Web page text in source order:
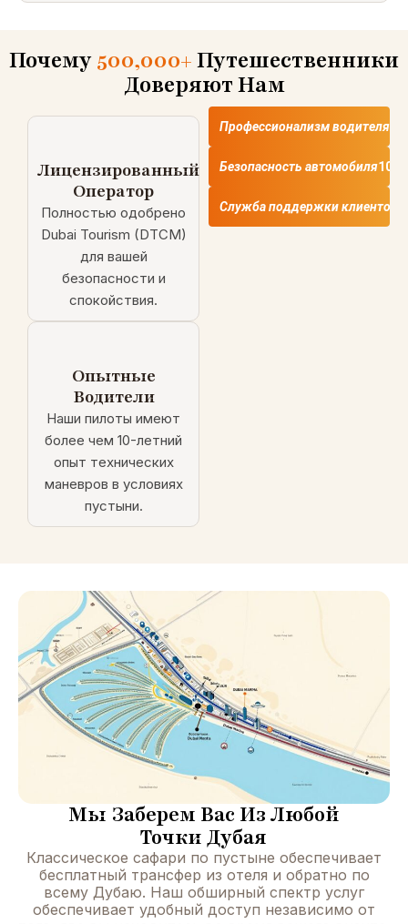
Почему500,000+Путешественники
Доверяют Нам
Лицензированный
Оператор
Полностью одобрено
Dubai Tourism (DTCM)
для вашей
безопасности и
спокойствия.
Опытные
Водители
Наши пилоты имеют
более чем 10-летний
опыт технических
маневров в условиях
пустыни.
Профессионализм водителя
Безопасность автомобиля
Служба поддержки клиентов
Мы Заберем Вас Из Любой
Точки Дубая
Классическое сафари по пустыне обеспечивает
бесплатный трансфер из отеля и обратно по
всему Дубаю. Наш обширный спектр услуг
обеспечивает удобный доступ независимо от